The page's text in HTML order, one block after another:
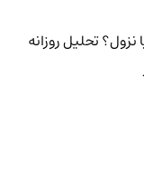
تحلیل روزانه